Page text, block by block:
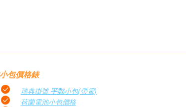
包價格錶
瑞典掛號 平郵小包(帶電)
荷蘭電池小包價格